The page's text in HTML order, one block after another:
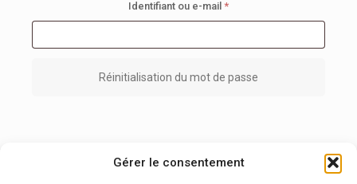
Gérer le consentement
Identifiant ou e-mail *Obligatoire
Réinitialisation du mot de passe